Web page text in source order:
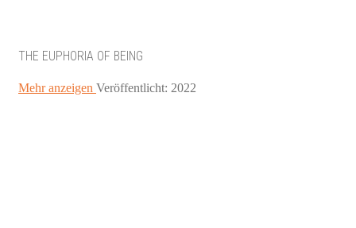
THE EUPHORIA OF BEING
Mehr anzeigen Veröffentlicht: 2022